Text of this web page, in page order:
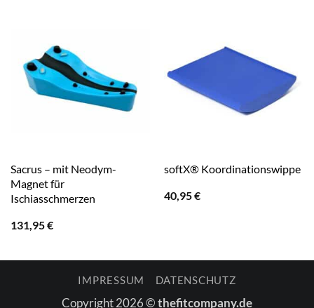
Sacrus – mit Neodym-
Magnet für
Ischiasschmerzen
131,95€
softX® Koordinationswippe
40,95€
IMPRESSUM DATENSCHUTZ
Copyright 2026 ©thefitcompany.de